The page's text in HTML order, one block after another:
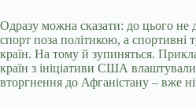
Одразу можна сказати: до цього
спорт поза політикою, а спортивні
країн. На тому й зупиняться.
країн з ініціативи США
вторгнення до Афганістану – вже